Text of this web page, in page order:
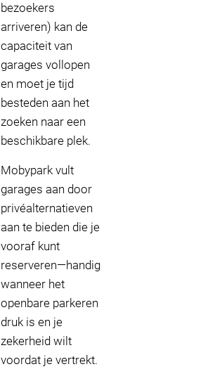
bezoekers
arriveren) kan de
capaciteit van
garages vollopen
en moet je tijd
besteden aan het
zoeken naar een
beschikbare plek.
Mobypark vult
garages aan door
privéalternatieven
aan te bieden die je
vooraf kunt
reserveren—handig
wanneer het
openbare parkeren
druk is en je
zekerheid wilt
voordat je vertrekt.